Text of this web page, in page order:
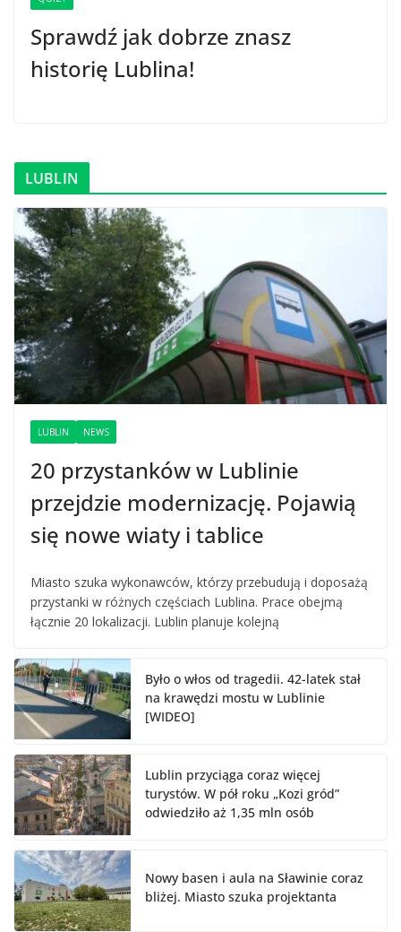
Sprawdź jak dobrze znasz
historię Lublina!
LUBLIN
LUBLIN NEWS
20 przystanków w Lublinie
przejdzie modernizację. Pojawią
się nowe wiaty i tablice
Miasto szuka wykonawców, którzy przebudują i doposażą
przystanki w różnych częściach Lublina. Prace obejmą
łącznie 20 lokalizacji. Lublin planuje kolejną
Było o włos od tragedii. 42-latek stał
na krawędzi mostu w Lublinie
[WIDEO]
Lublin przyciąga coraz więcej
turystów. W pół roku „Kozi gród”
odwiedziło aż 1,35 mln osób
Nowy basen i aula na Sławinie coraz
bliżej. Miasto szuka projektanta